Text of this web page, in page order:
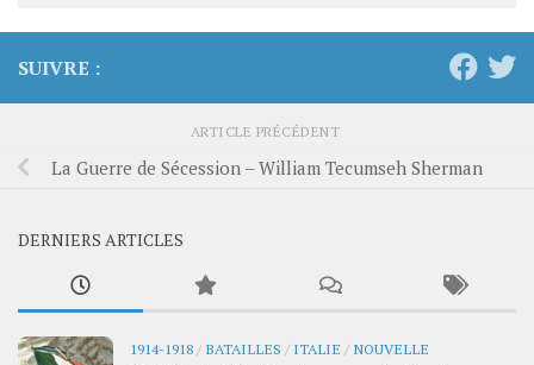
SUIVRE :
ARTICLE PRÉCÉDENT
La Guerre de Sécession – William Tecumseh Sherman
DERNIERS ARTICLES
1914-1918/ BATAILLES / ITALIE / NOUVELLE